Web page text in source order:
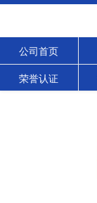
公司首页
荣誉认证